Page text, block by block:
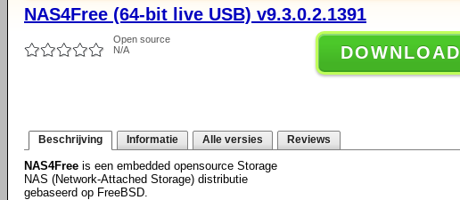
NAS4Free (64-bit live USB) v9.3.0.2.1391
Open source
N/A
DOWNLOAD
Beschrijving Informatie Alle versies Reviews
NAS4Free is een embedded opensource Storage
NAS (Network-Attached Storage) distributie
gebaseerd op FreeBSD.